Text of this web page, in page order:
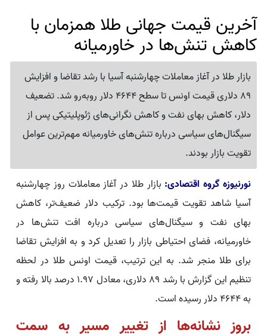
آخرین قیمت جهانی طلا همزمان با
کاهش تنش‌ها در خاورمیانه
بازار طلا در آغاز معاملات چهارشنبه آسیا با رشد تقاضا و افزایش
89 دلاری قیمت اونس تا سطح 4644 دلار روبه‌رو شد. تضعیف
دلار، کاهش بهای نفت و کاهش نگرانی‌های ژئوپلیتیکی پس از
سیگنال‌های سیاسی درباره تنش‌های خاورمیانه مهم‌ترین عوامل
تقویت بازار بودند.
نورنیوزه گروه اقتصادی: بازار طلا در آغاز معاملات روز چهارشنبه
آسیا شاهد تقویت قیمت‌ها بود. ترکیب دلار ضعیف‌تر، کاهش
بهای نفت و سیگنال‌های سیاسی درباره افت تنش‌ها در
خاورمیانه، فضای احتیاطی بازار را تعدیل کرد و به افزایش تقاضا
برای طلا منجر شد. به این ترتیب، قیمت اونس طلا در لحظه
تنظیم این گزارش با رشد 89 دلاری، معادل 1.97 درصد بالا رفته و
به 4644 دلار رسیده است.
بروز نشانه‌ها از تغییر مسیر به سمت